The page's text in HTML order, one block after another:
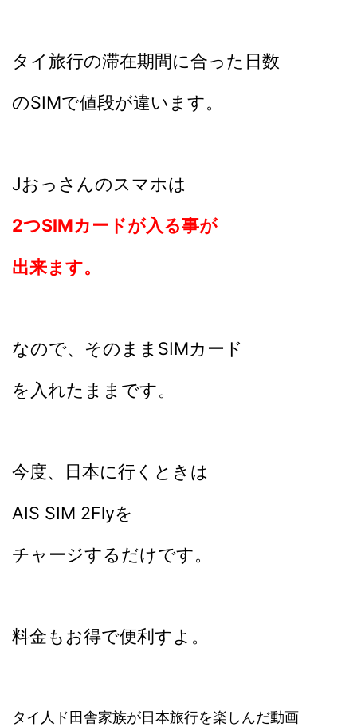
タイ旅行の滞在期間に合った日数
のSIMで値段が違います。
Jおっさんのスマホは
2つSIMカードが入る事が
出来ます。
なので、そのままSIMカード
を入れたままです。
今度、日本に行くときは
AIS SIM 2Flyを
チャージするだけです。
料金もお得で便利すよ。
タイ人ド田舎家族が日本旅行を楽しんだ動画